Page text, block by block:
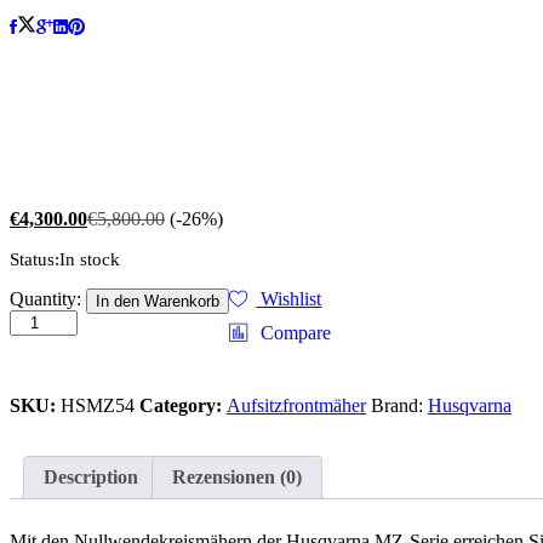
€4,300.00€5,800.00 (-26%)
Status:In stock
Husqvarna
mz54
quantity
Quantity: In den Warenkorb
Wishlist
Compare
SKU: HSMZ54 Category: Aufsitzfrontmäher Brand: Husqvarna
Description Rezensionen (0)